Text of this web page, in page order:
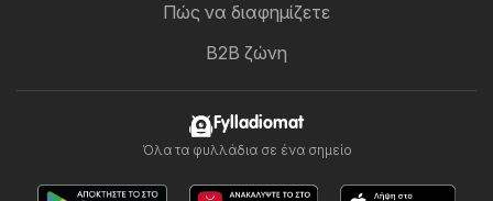
Πώς να διαφημίζετε
B2B ζώνη
Fylladiomat
Όλα τα φυλλάδια σε ένα σημείο